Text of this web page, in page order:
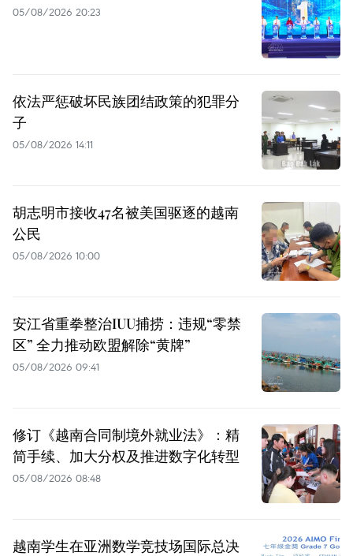
05/08/2026 20:23
依法严惩破坏民族团结政策的犯罪分
子
05/08/2026 14:11
胡志明市接收47名被美国驱逐的越南
公民
05/08/2026 10:00
安江省重拳整治IUU捕捞：违规“零禁
区” 全力推动欧盟解除“黄牌”
05/08/2026 09:41
修订《越南合同制境外就业法》：精
简手续、加大分权及推进数字化转型
05/08/2026 08:48
越南学生在亚洲数学竞技场国际总决